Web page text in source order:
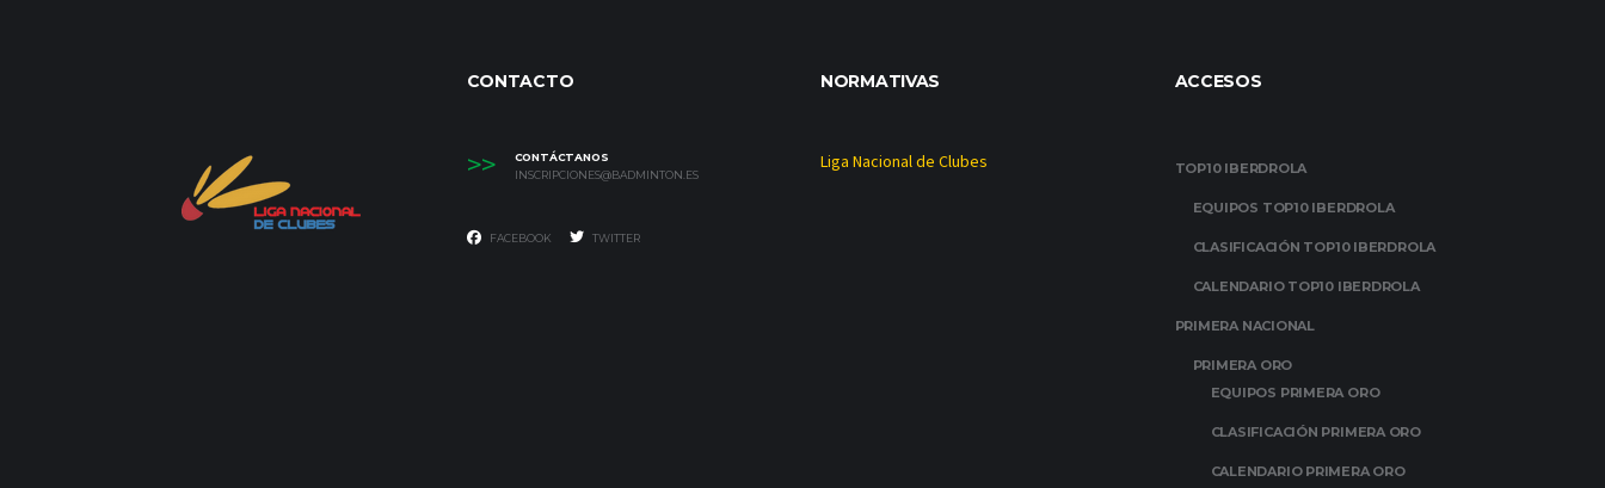
CONTACTO
>>
CONTÁCTANOS
INSCRIPCIONES@BADMINTON.ES
FACEBOOK TWITTER
NORMATIVAS
Liga Nacional de Clubes
ACCESOS
TOP10 IBERDROLA
EQUIPOS TOP10 IBERDROLA
CLASIFICACIÓN TOP10 IBERDROLA
CALENDARIO TOP10 IBERDROLA
PRIMERA NACIONAL
PRIMERA ORO
EQUIPOS PRIMERA ORO
CLASIFICACIÓN PRIMERA ORO
CALENDARIO PRIMERA ORO